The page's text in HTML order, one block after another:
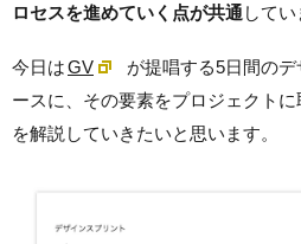
ロセスを進めていく点が共通 してい
今日はGV
が提唱する5日間の
ースに、その要素をプロジェクト
を解説していきたいと思います。